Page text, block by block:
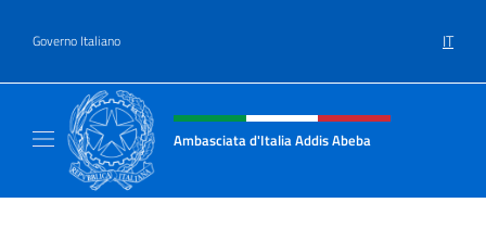
Governo Italiano IT
Intestazione sito, social e menù
Ambasciata d'Italia Addis Abeba